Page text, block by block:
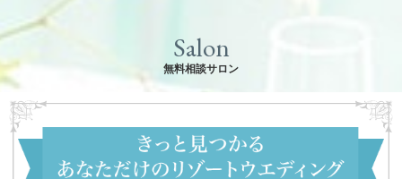
Salon
無料相談サロン